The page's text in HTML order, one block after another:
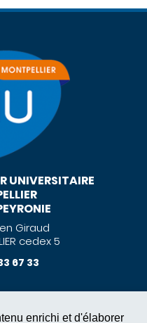
enrichi et d'élaborer
UNIVERSITAIRE
Giraud
cedex 5
67 33